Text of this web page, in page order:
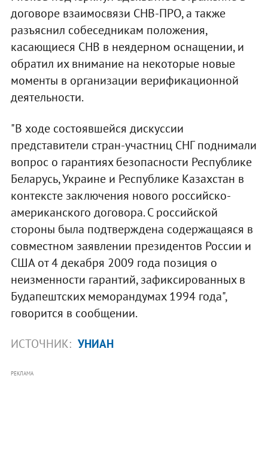
договоре взаимосвязи СНВ-ПРО, а также
разъяснил собеседникам положения,
касающиеся СНВ в неядерном оснащении, и
обратил их внимание на некоторые новые
моменты в организации верификационной
деятельности.
"В ходе состоявшейся дискуссии
представители стран-участниц СНГ поднимали
вопрос о гарантиях безопасности Республике
Беларусь, Украине и Республике Казахстан в
контексте заключения нового российско-
американского договора. С российской
стороны была подтверждена содержащаяся в
совместном заявлении президентов России и
США от 4 декабря 2009 года позиция о
неизменности гарантий, зафиксированных в
Будапештских меморандумах 1994 года",
говорится в сообщении.
ИСТОЧНИК: УНИАН
РЕКЛАМА